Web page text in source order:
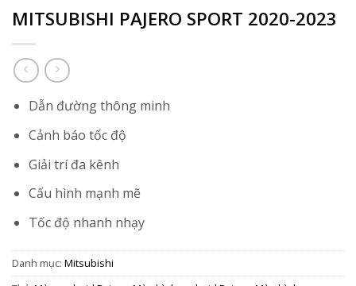
MITSUBISHI PAJERO SPORT 2020-2023
Dẫn đường thông minh
Cảnh báo tốc độ
Giải trí đa kênh
Cấu hình mạnh mẽ
Tốc độ nhanh nhạy
Danh mục: Mitsubishi